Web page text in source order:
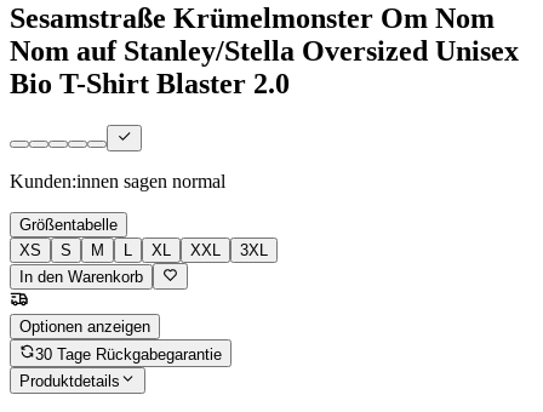
Sesamstraße Krümelmonster Om Nom
Nom auf Stanley/Stella Oversized Unisex
Bio T-Shirt Blaster 2.0
Kunden:innen sagen normal
Größentabelle
XS
S M L XL XXL
3XL
In den Warenkorb
Optionen anzeigen
30 Tage Rückgabegarantie
Produktdetails